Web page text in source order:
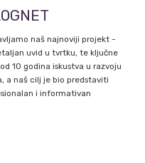
naš najnoviji projekt -
uvid u tvrtku, te ključne
10 godina iskustva u razvoju
a naš cilj je bio predstaviti
i informativan